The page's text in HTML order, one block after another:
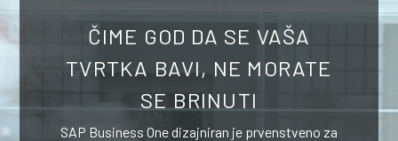
ČIME GOD DA SE VAŠA
TVRTKA BAVI, NE MORATE
SE BRINUTI
SAP Business One dizajniran je prvenstveno za